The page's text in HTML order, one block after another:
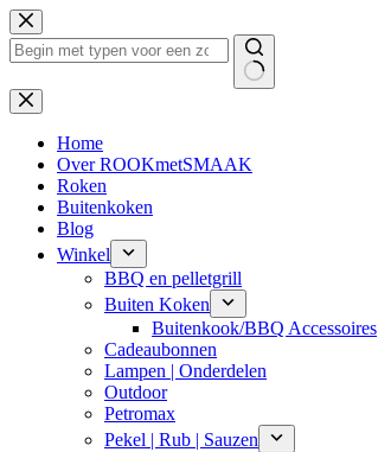
Ga
naar
de
Geen
resultaten
Home
Over ROOKmetSMAAK
Roken
Buitenkoken
Blog
Winkel
BBQ en pelletgrill
Buiten Koken
Buitenkook/BBQ Accessoires
Cadeaubonnen
Lampen | Onderdelen
Outdoor
Petromax
Pekel | Rub | Sauzen